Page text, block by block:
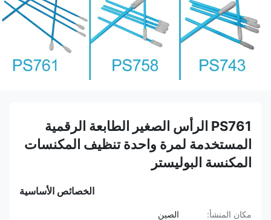
PS761 الرأس الصغير الطابعة الرقمية
المستخدمة لمرة واحدة تنظيف المكنسات
المكنسة البوليستر
الخصائص الأساسية
مكان المنشأ:
الصين